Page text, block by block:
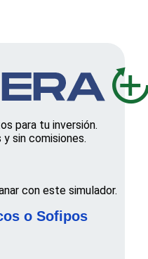
para tu inversión.
y sin comisiones.
con este simulador.
o Sofipos